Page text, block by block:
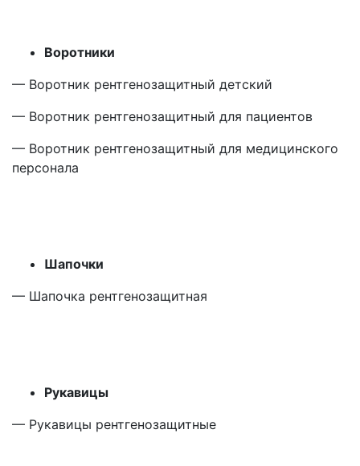
Воротники
— Воротник рентгенозащитный детский
— Воротник рентгенозащитный для пациентов
— Воротник рентгенозащитный для медицинского
персонала
Шапочки
— Шапочка рентгенозащитная
Рукавицы
— Рукавицы рентгенозащитные